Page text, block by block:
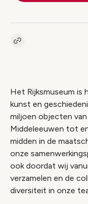
Kopieer link naar
Het Rijksmuseum is
kunst en
miljoen objecten
Middeleeuwen tot
midden in de
onze
ook doordat wij
verzamelen en de
diversiteit in onze